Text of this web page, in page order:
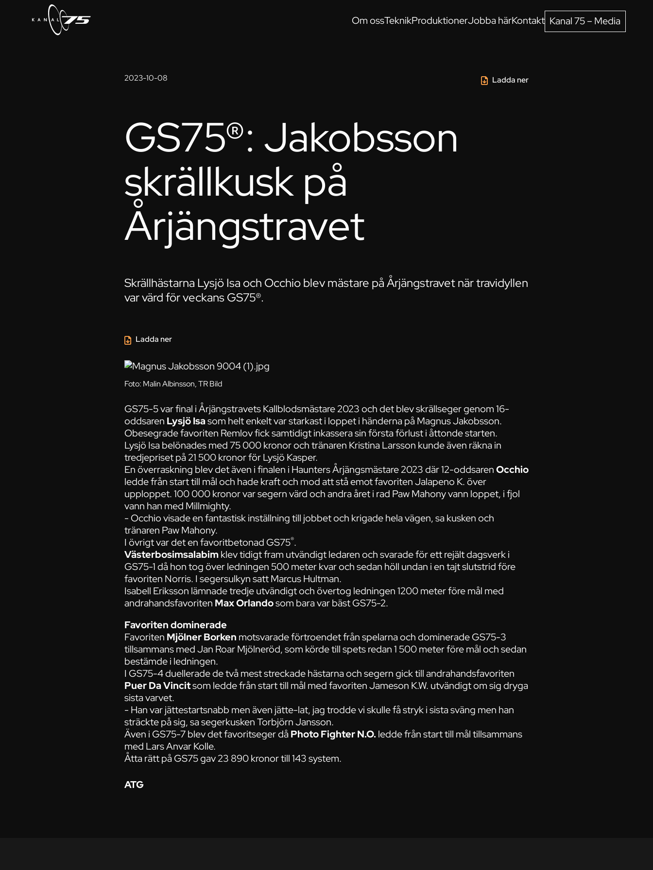
Om ossTeknikProduktionerJobba härKontakt Kanal 75 – Media
2023-10-08
Foto: Malin Albinsson, TR Bild
Ladda ner
GS75®: Jakobsson
skrällkusk på
Årjängstravet
Skrällhästarna Lysjö Isa och Occhio blev mästare på Årjängstravet när travidyllen
var värd för veckans GS75®.
GS75-5 var final i Årjängstravets Kallblodsmästare 2023 och det blev skrällseger genom 16-
oddsaren Lysjö Isasom helt enkelt var starkast i loppet i händerna på Magnus Jakobsson.
Obesegrade favoriten Remlov fick samtidigt inkassera sin första förlust i åttonde starten.
Lysjö Isa belönades med 75 000 kronor och tränaren Kristina Larsson kunde även räkna in
tredjepriset på 21 500 kronor för Lysjö Kasper.
En överraskning blev det även i finalen i Haunters Årjängsmästare 2023 där 12-oddsarenOcchio
ledde från start till mål och hade kraft och mod att stå emot favoriten Jalapeno K. över
upploppet. 100 000 kronor var segern värd och andra året i rad Paw Mahony vann loppet, i fjol
vann han med Millmighty.
- Occhio visade en fantastisk inställning till jobbet och krigade hela vägen, sa kusken och
tränaren Paw Mahony.
I övrigt var det en favoritbetonad GS75®.
Västerbosimsalabim klev tidigt fram utvändigt ledaren och svarade för ett rejält dagsverk i
GS75-1 då hon tog över ledningen 500 meter kvar och sedan höll undan i en tajt slutstrid före
favoriten Norris. I segersulkyn satt Marcus Hultman.
Isabell Eriksson lämnade tredje utvändigt och övertog ledningen 1200 meter före mål med
andrahandsfavoriten Max Orlandosom bara var bäst GS75-2.
Favoriten dominerade
Favoriten Mjölner Borken motsvarade förtroendet från spelarna och dominerade GS75-3
tillsammans med Jan Roar Mjölneröd, som körde till spets redan 1 500 meter före mål och sedan
bestämde i ledningen.
I GS75-4 duellerade de två mest streckade hästarna och segern gick till andrahandsfavoriten
Puer Da Vincitsom ledde från start till mål med favoriten Jameson K.W. utvändigt om sig dryga
sista varvet.
- Han var jättestartsnabb men även jätte-lat, jag trodde vi skulle få stryk i sista sväng men han
sträckte på sig, sa segerkusken Torbjörn Jansson.
Även i GS75-7 blev det favoritseger då Photo Fighter N.O. ledde från start till mål tillsammans
med Lars Anvar Kolle.
Åtta rätt på GS75 gav 23 890 kronor till 143 system.
Ladda ner
ATG